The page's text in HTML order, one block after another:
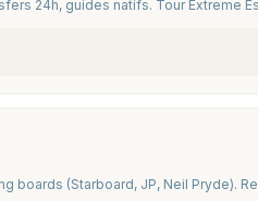
24h, guides natifs. Tour Extreme
(Starboard, JP, Neil Pryde).